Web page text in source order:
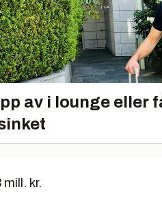
av i lounge eller
mill. kr.